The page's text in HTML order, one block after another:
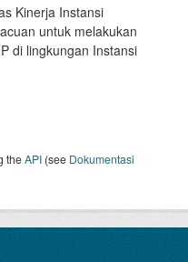
Kinerja Instansi
untuk melakukan
di lingkungan Instansi
theAPI (see Dokumentasi